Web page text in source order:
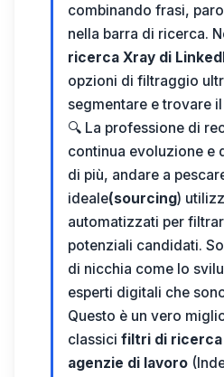
combinando frasi,
nella barra di ricerca.
ricerca Xray di
opzioni di filtraggio
segmentare e trovare
🔍 La professione di
continua evoluzione e
di più, andare a
ideale(sourcing)
automatizzati per
potenziali candidati.
di nicchia come lo
esperti digitali che
Questo è un vero
classici filtri di ricerca
agenzie di lavoro